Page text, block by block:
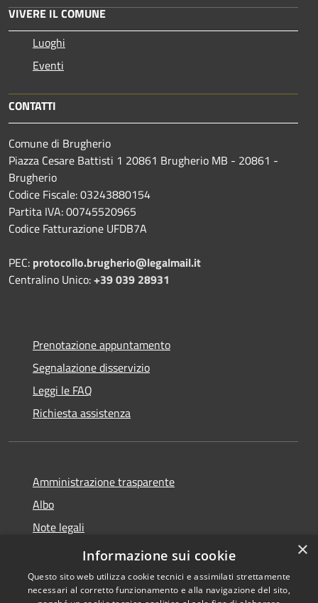
VIVERE IL COMUNE
Luoghi
Eventi
CONTATTI
Comune di Brugherio
Piazza Cesare Battisti 1 20861 Brugherio MB - 20861 -
Brugherio
Codice Fiscale: 03243880154
Partita IVA: 00745520965
Codice Fatturazione UFDB7A
PEC: protocollo.brugherio@legalmail.it
Centralino Unico:+39 039 28931
Prenotazione appuntamento
Segnalazione disservizio
Leggi le FAQ
Richiesta assistenza
Amministrazione trasparente
Albo
Note legali
Dichiarazione di accessibilità
×
Informazione sui cookie
Questo sito web utilizza cookie tecnici e assimilati strettamente
necessari al corretto funzionamento e alla navigazione del sito,